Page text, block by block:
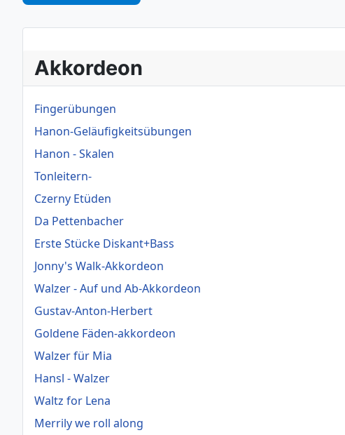
Akkordeon
Fingerübungen
Hanon-Geläufigkeitsübungen
Hanon - Skalen
Tonleitern-
Czerny Etüden
Da Pettenbacher
Erste Stücke Diskant+Bass
Jonny's Walk-Akkordeon
Walzer - Auf und Ab-Akkordeon
Gustav-Anton-Herbert
Goldene Fäden-akkordeon
Walzer für Mia
Hansl - Walzer
Waltz for Lena
Merrily we roll along